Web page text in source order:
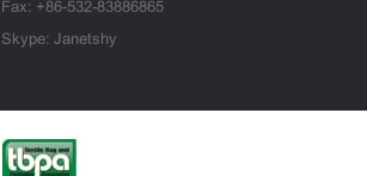
Fax: +86-532-83886865
Skype: Janetshy